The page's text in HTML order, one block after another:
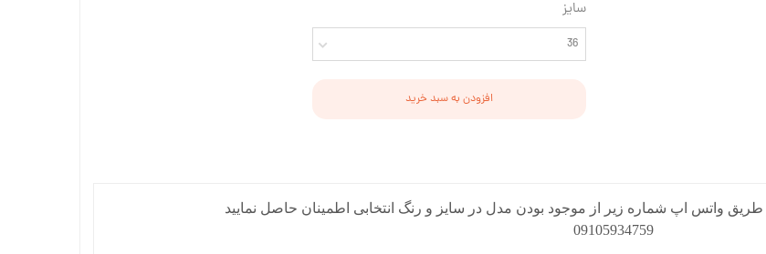
سایز
36
افزودن به سبد خرید
واتس اپ شماره زیر از موجود بودن مدل در سایز و رنگ انتخابی اطمینان حاصل نمایید
09105934759